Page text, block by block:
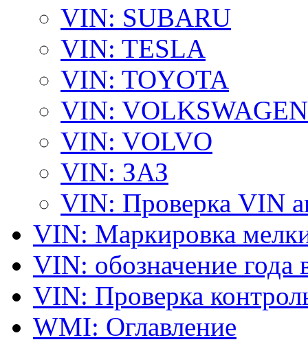
VIN: SUBARU
VIN: TESLA
VIN: TOYOTA
VIN: VOLKSWAGEN
VIN: VOLVO
VIN: ЗАЗ
VIN: Проверка VIN
VIN: Маркировка
VIN: обозначение года
VIN: Проверка
WMI: Оглавление